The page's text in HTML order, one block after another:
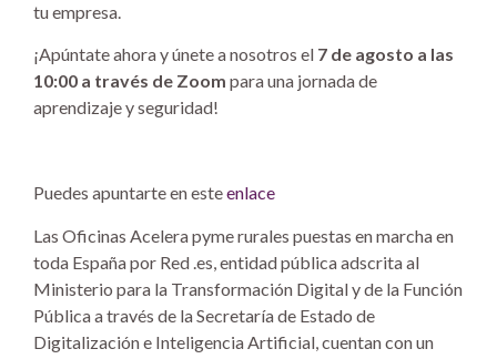
tu empresa.
¡Apúntate ahora y únete a nosotros el 7 de agosto a las
10:00 a través de Zoom para una jornada de
aprendizaje y seguridad!
Puedes apuntarte en esteenlace
Las Oficinas Acelera pyme rurales puestas en marcha en
toda España por Red .es, entidad pública adscrita al
Ministerio para la Transformación Digital y de la Función
Pública a través de la Secretaría de Estado de
Digitalización e Inteligencia Artificial, cuentan con un